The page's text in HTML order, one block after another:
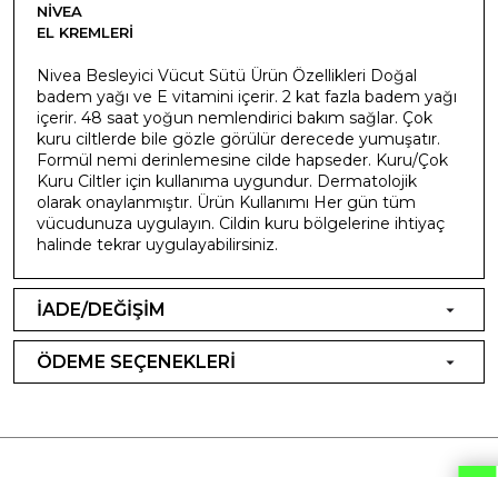
NIVEA
EL KREMLERI
Nivea Besleyici Vücut Sütü Ürün Özellikleri Doğal
badem yağı ve E vitamini içerir. 2 kat fazla badem yağı
içerir. 48 saat yoğun nemlendirici bakım sağlar. Çok
kuru ciltlerde bile gözle görülür derecede yumuşatır.
Formül nemi derinlemesine cilde hapseder. Kuru/Çok
Kuru Ciltler için kullanıma uygundur. Dermatolojik
olarak onaylanmıştır. Ürün Kullanımı Her gün tüm
vücudunuza uygulayın. Cildin kuru bölgelerine ihtiyaç
halinde tekrar uygulayabilirsiniz.
İADE/DEĞİŞİM
ÖDEME SEÇENEKLERİ